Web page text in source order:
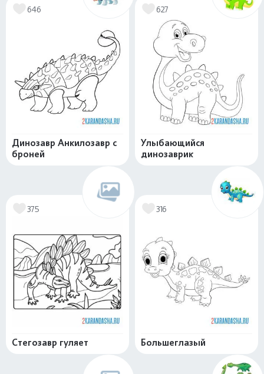
646
Динозавр Анкилозавр с
броней
627
Улыбающийся
динозаврик
375
Стегозавр гуляет
316
Большеглазый